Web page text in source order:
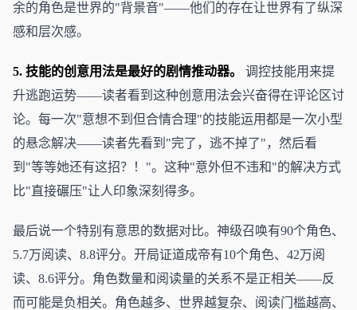
余的角色是世界的"背景音"——他们的存在让世界有了纵深
感和层次感。
5. 技能的创意用法是最好的剧情推动器。
调控技能用来提
升逃跑运势——读者看到这种创意用法会兴奋得在评论区讨
论。每一次"意想不到但合情合理"的技能运用都是一次小型
的悬念解决——读者先看到"完了，逃不掉了"，然后看
到"等等她还有这招？！"。这种"意外但不违和"的解决方式
比"直接碾压"让人印象深刻得多。
最后说一个特别有意思的数据对比。神级召唤有90个角色、
5.7万阅读、8.8评分。开局证道成帝有10个角色、42万阅
读、8.6评分。角色数量和阅读量的关系不是正相关——反
而可能是负相关。角色越多、世界越复杂、阅读门槛越高、